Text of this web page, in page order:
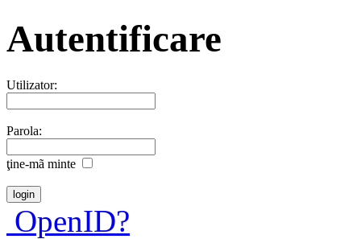
Autentificare
Utilizator:
Parola:
ţine-mã minte
OpenID?